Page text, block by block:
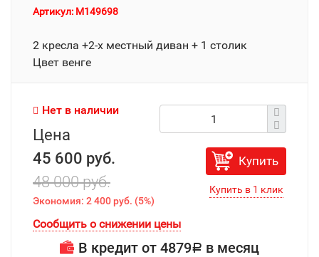
Артикул: M149698
2 кресла +2-х местный диван + 1 столик
Цвет венге
Нет в наличии
Цена
45 600 руб.
48 000 руб.
Экономия: 2 400 руб. (5%)
Купить
Сообщить о снижении цены
В кредит от 4879Р в месяц